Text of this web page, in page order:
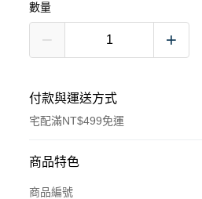
數量
付款與運送方式
宅配滿NT$499免運
付款方式
信用卡一次付款
商品特色
商品編號